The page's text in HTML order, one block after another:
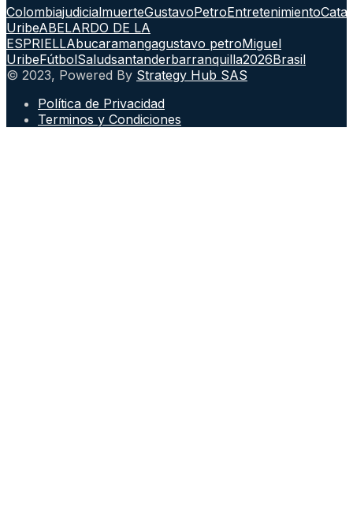
ColombiajudicialmuerteGustavoPetroEntretenimiento
UribeABELARDO DE LA
ESPRIELLAbucaramangagustavo petroMiguel
UribeFútbolSaludsantanderbarranquilla2026Brasil
© 2023, Powered By Strategy Hub SAS
Política de Privacidad
Terminos y Condiciones